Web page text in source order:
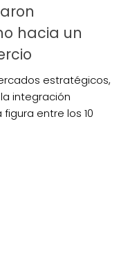
hacia un
estratégicos,
integración
entre los 10